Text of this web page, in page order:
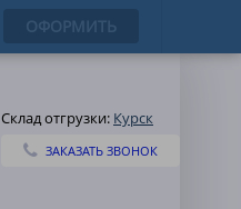
Склад отгрузки: Курск
ЗАКАЗАТЬ ЗВОНОК
ОФОРМИТЬ